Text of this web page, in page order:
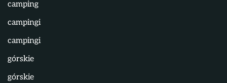
camping
campingi
campingi
górskie
górskie